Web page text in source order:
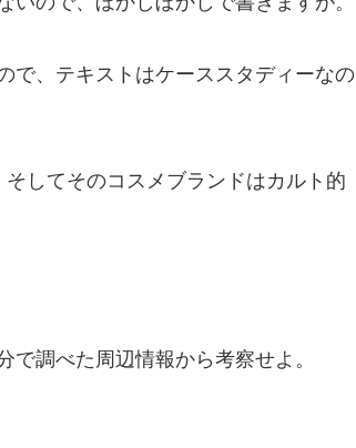
で、テキストはケーススタディーなの
してそのコスメブランドはカルト的
調べた周辺情報から考察せよ。